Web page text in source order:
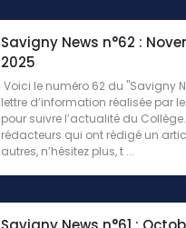
Savigny News n°62 :
2025
Voici le numéro 62 du "Savigny
lettre d’information réalisée par
pour suivre l’actualité du
rédacteurs qui ont rédigé un
autres, n’hésitez plus, t ...